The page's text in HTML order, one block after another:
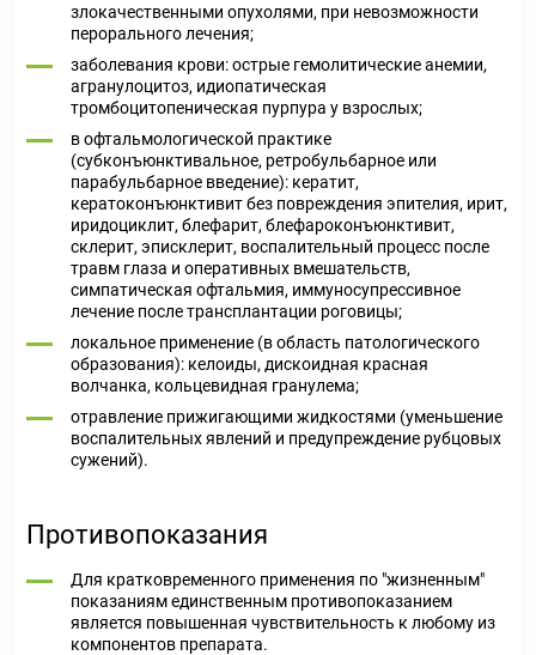
злокачественными опухолями, при невозможности
перорального лечения;
заболевания крови: острые гемолитические анемии,
агранулоцитоз, идиопатическая
тромбоцитопеническая пурпура у взрослых;
в офтальмологической практике
(субконъюнктивальное, ретробульбарное или
парабульбарное введение): кератит,
кератоконъюнктивит без повреждения эпителия, ирит,
иридоциклит, блефарит, блефароконъюнктивит,
склерит, эписклерит, воспалительный процесс после
травм глаза и оперативных вмешательств,
симпатическая офтальмия, иммуносупрессивное
лечение после трансплантации роговицы;
локальное применение (в область патологического
образования): келоиды, дискоидная красная
волчанка, кольцевидная гранулема;
отравление прижигающими жидкостями (уменьшение
воспалительных явлений и предупреждение рубцовых
сужений).
Противопоказания
Для кратковременного применения по "жизненным"
показаниям единственным противопоказанием
является повышенная чувствительность к любому из
компонентов препарата.